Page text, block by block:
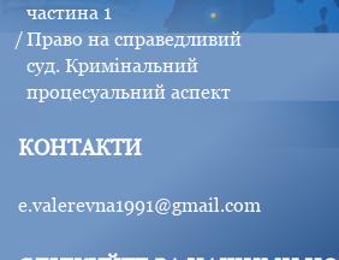
частина 1
Право на справедливий
суд. Кримінальний
процесуальний аспект
КОНТАКТИ
e.valerevna1991@gmail.com